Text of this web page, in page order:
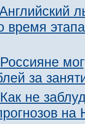
время
Россияне
за
Как не